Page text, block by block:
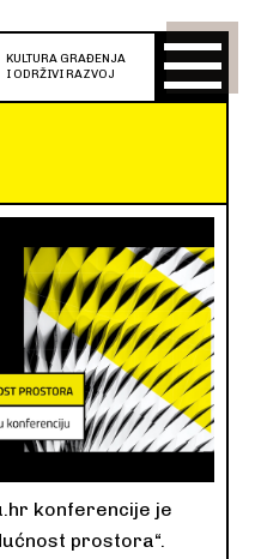
KULTURA GRAĐENJA
I ODRŽIVI RAZVOJ
konferencije je
prostora“.